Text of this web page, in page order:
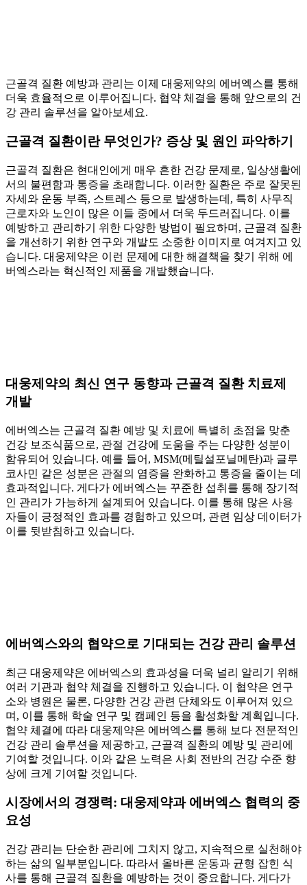
근골격 질환 예방과 관리는 이제 대웅제약의 에버엑스를 통해
더욱 효율적으로 이루어집니다. 협약 체결을 통해 앞으로의 건
강 관리 솔루션을 알아보세요.
근골격 질환이란 무엇인가? 증상 및 원인 파악하기
근골격 질환은 현대인에게 매우 흔한 건강 문제로, 일상생활에
서의 불편함과 통증을 초래합니다. 이러한 질환은 주로 잘못된
자세와 운동 부족, 스트레스 등으로 발생하는데, 특히 사무직
근로자와 노인이 많은 이들 중에서 더욱 두드러집니다. 이를
예방하고 관리하기 위한 다양한 방법이 필요하며, 근골격 질환
을 개선하기 위한 연구와 개발도 소중한 이미지로 여겨지고 있
습니다. 대웅제약은 이런 문제에 대한 해결책을 찾기 위해 에
버엑스라는 혁신적인 제품을 개발했습니다.
대웅제약의 최신 연구 동향과 근골격 질환 치료제
개발
에버엑스는 근골격 질환 예방 및 치료에 특별히 초점을 맞춘
건강 보조식품으로, 관절 건강에 도움을 주는 다양한 성분이
함유되어 있습니다. 예를 들어, MSM(메틸설포닐메탄)과 글루
코사민 같은 성분은 관절의 염증을 완화하고 통증을 줄이는 데
효과적입니다. 게다가 에버엑스는 꾸준한 섭취를 통해 장기적
인 관리가 가능하게 설계되어 있습니다. 이를 통해 많은 사용
자들이 긍정적인 효과를 경험하고 있으며, 관련 임상 데이터가
이를 뒷받침하고 있습니다.
에버엑스와의 협약으로 기대되는 건강 관리 솔루션
최근 대웅제약은 에버엑스의 효과성을 더욱 널리 알리기 위해
여러 기관과 협약 체결을 진행하고 있습니다. 이 협약은 연구
소와 병원은 물론, 다양한 건강 관련 단체와도 이루어져 있으
며, 이를 통해 학술 연구 및 캠페인 등을 활성화할 계획입니다.
협약 체결에 따라 대웅제약은 에버엑스를 통해 보다 전문적인
건강 관리 솔루션을 제공하고, 근골격 질환의 예방 및 관리에
기여할 것입니다. 이와 같은 노력은 사회 전반의 건강 수준 향
상에 크게 기여할 것입니다.
시장에서의 경쟁력: 대웅제약과 에버엑스 협력의 중
요성
건강 관리는 단순한 관리에 그치지 않고, 지속적으로 실천해야
하는 삶의 일부분입니다. 따라서 올바른 운동과 균형 잡힌 식
사를 통해 근골격 질환을 예방하는 것이 중요합니다. 게다가